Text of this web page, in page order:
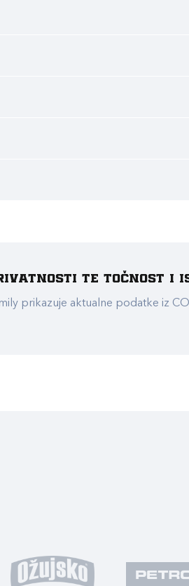
te točnost i
prikazuje aktualne podatke iz